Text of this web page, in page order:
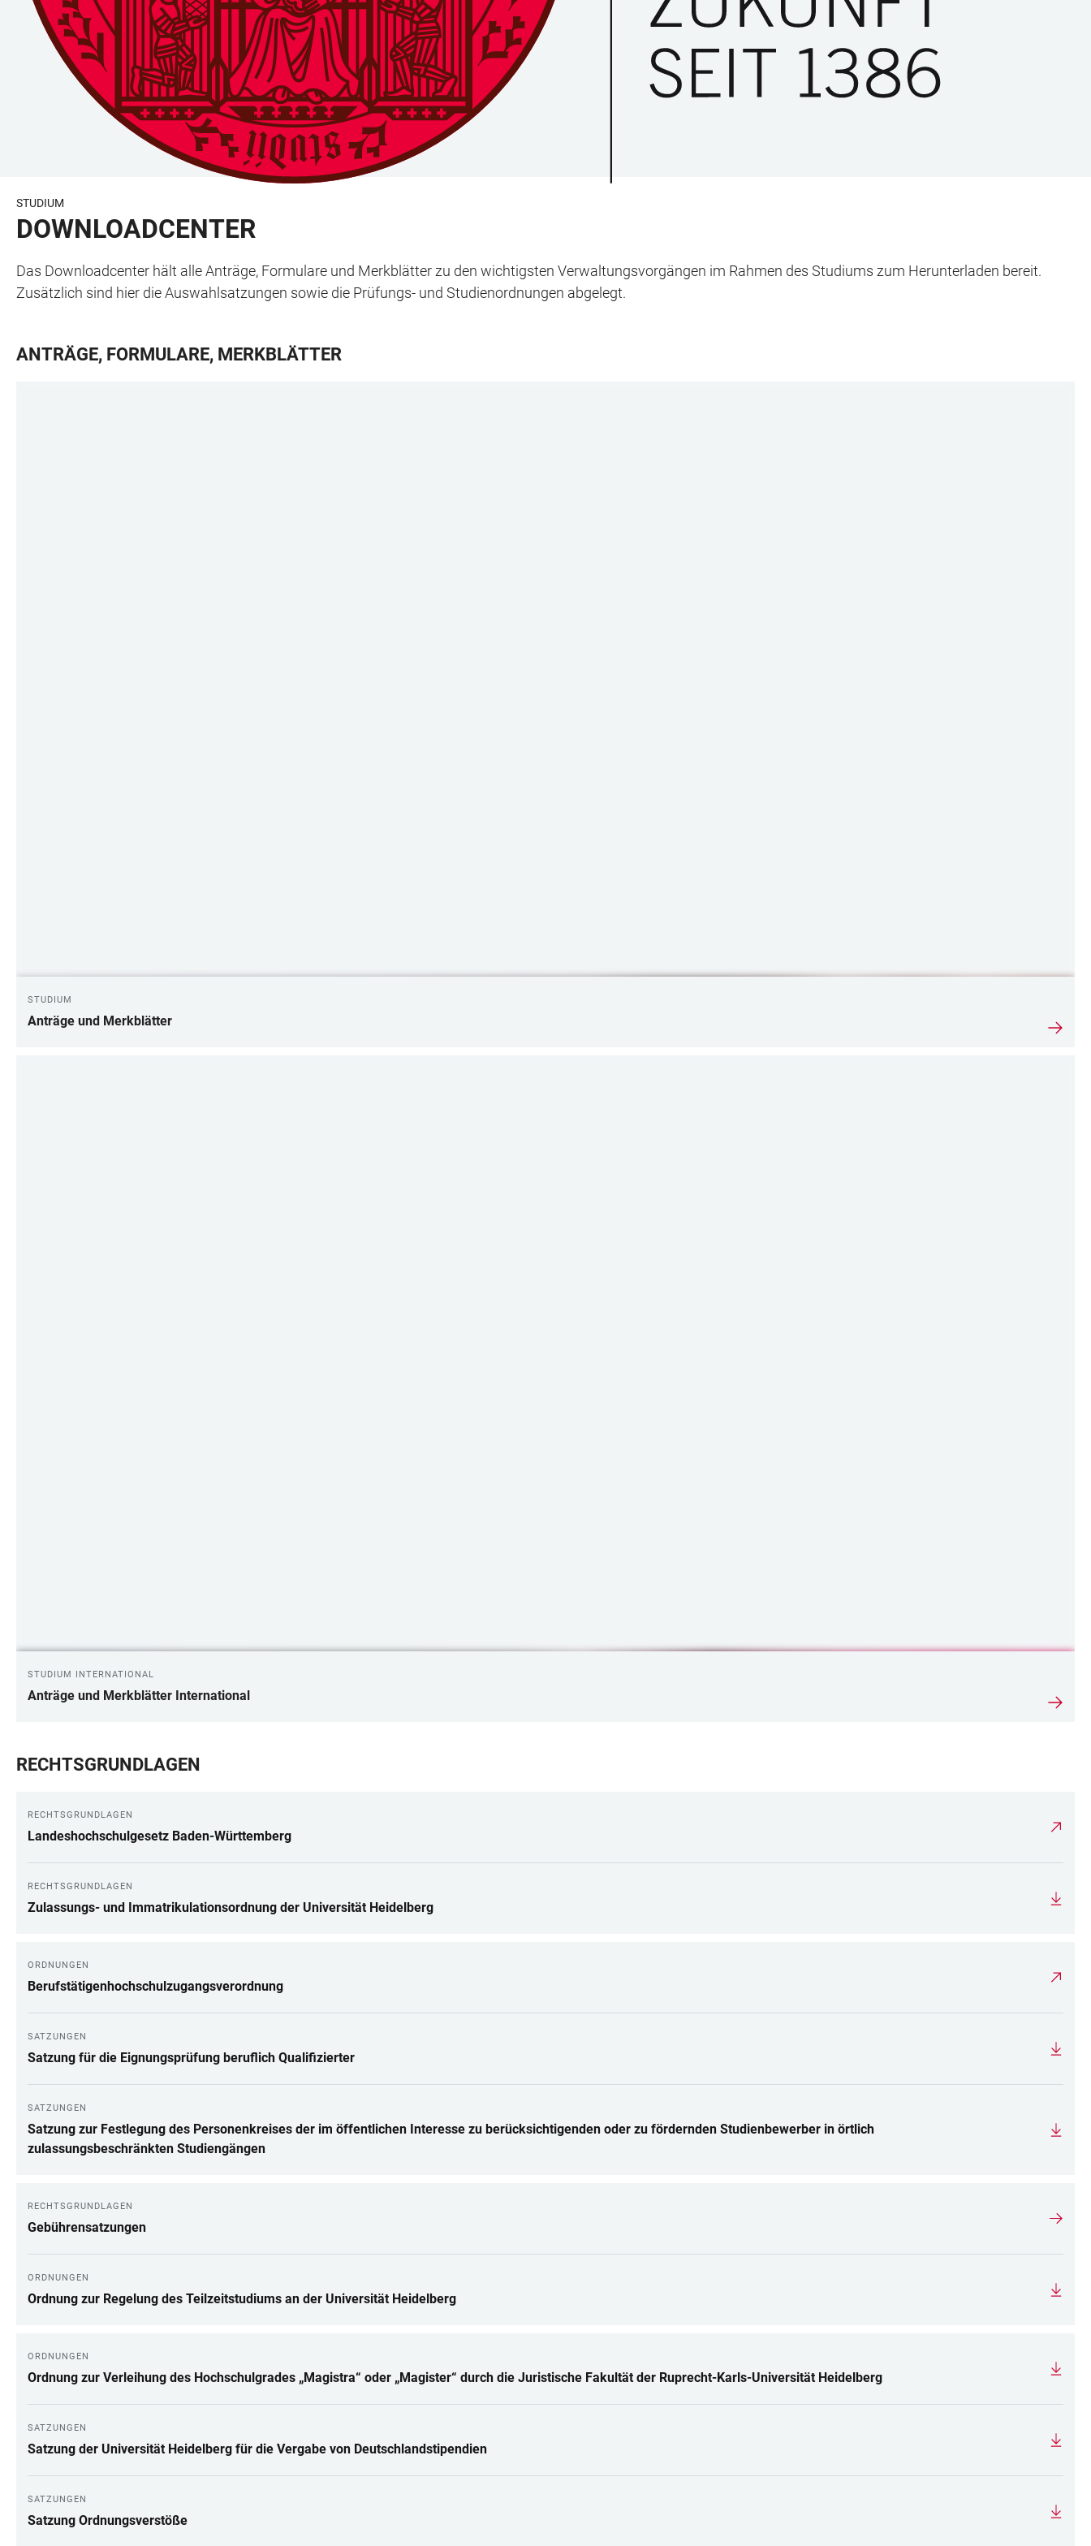
STUDIUM
DOWNLOADCENTER
Das Downloadcenter hält alle Anträge, Formulare und Merkblätter zu den wichtigsten Verwaltungsvorgängen im Rahmen des Studiums zum Herunterladen bereit.
Zusätzlich sind hier die Auswahlsatzungen sowie die Prüfungs- und Studienordnungen abgelegt.
ANTRÄGE, FORMULARE, MERKBLÄTTER
STUDIUM
Anträge und Merkblätter
STUDIUM INTERNATIONAL
Anträge und Merkblätter International
RECHTSGRUNDLAGEN
RECHTSGRUNDLAGEN
Landeshochschulgesetz Baden-Württemberg
RECHTSGRUNDLAGEN
Zulassungs- und Immatrikulationsordnung der Universität Heidelberg
ORDNUNGEN
Berufstätigenhochschulzugangsverordnung
SATZUNGEN
Satzung für die Eignungsprüfung beruflich Qualifizierter
SATZUNGEN
Satzung zur Festlegung des Personenkreises der im öffentlichen Interesse zu berücksichtigenden oder zu fördernden Studienbewerber in örtlich
zulassungsbeschränkten Studiengängen
RECHTSGRUNDLAGEN
Gebührensatzungen
ORDNUNGEN
Ordnung zur Regelung des Teilzeitstudiums an der Universität Heidelberg
ORDNUNGEN
Ordnung zur Verleihung des Hochschulgrades „Magistra“ oder „Magister“ durch die Juristische Fakultät der Ruprecht-Karls-Universität Heidelberg
SATZUNGEN
Satzung der Universität Heidelberg für die Vergabe von Deutschlandstipendien
SATZUNGEN
Satzung Ordnungsverstöße